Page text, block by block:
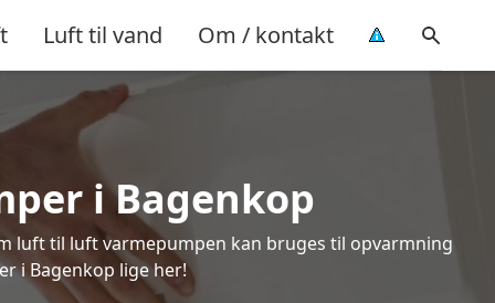
Luft til vand Om / kontakt
i Bagenkop
luft til luft varmepumpen kan bruges til opvarmning
i Bagenkop lige her!